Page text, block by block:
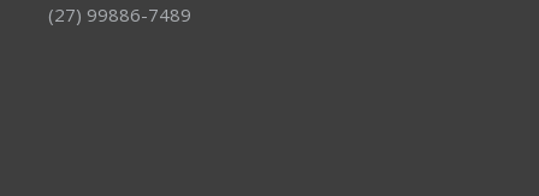
(27) 99886-7489